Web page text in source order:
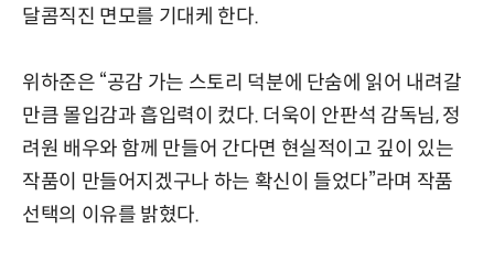
달콤직진 면모를 기대케 한다.
위하준은 “공감 가는 스토리 덕분에 단숨에 읽어 내려갈
만큼 몰입감과 흡입력이 컸다. 더욱이 안판석 감독님, 정
려원 배우와 함께 만들어 간다면 현실적이고 깊이 있는
작품이 만들어지겠구나 하는 확신이 들었다”라며 작품
선택의 이유를 밝혔다.